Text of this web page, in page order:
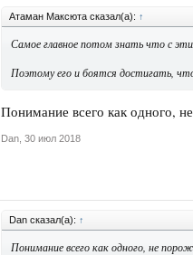
Атаман Максюта сказал(а): ↑
Самое главное потом знать что с
Поэтому его и боятся достигать,
Понимание всего как одного,
Dan 30 июл 2018
Dan сказал(а): ↑
Понимание всего как одного, не